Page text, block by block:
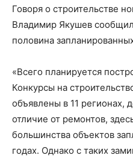
Говоря о строительстве
Владимир Якушев
половина
«Всего планируется
Конкурсы на
объявлены в 11 регионах,
отличие от ремонтов,
большинства объектов
годах. Однако с таких